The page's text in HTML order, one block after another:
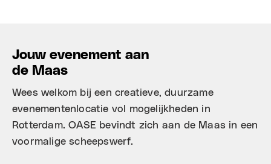
Jouw evenement aan
de Maas
Wees welkom bij een creatieve, duurzame
evenementenlocatie vol mogelijkheden in
Rotterdam. OASE bevindt zich aan de Maas in een
voormalige scheepswerf.​​